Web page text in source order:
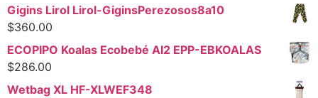
Gigins Lirol Lirol-GiginsPerezosos8a10
$360.00
ECOPIPO Koalas Ecobebé AI2 EPP-EBKOALAS
$286.00
Wetbag XL HF-XLWEF348